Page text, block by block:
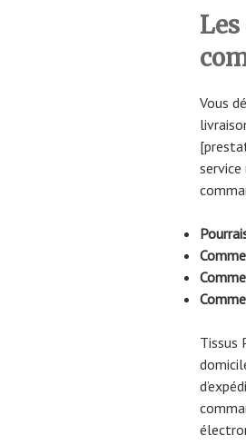
Vous
service
Tissus